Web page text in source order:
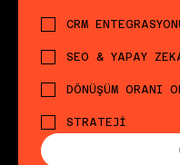
CRM
SEO & YAPAY
DÖNÜŞÜM ORANI
STRATEJİ